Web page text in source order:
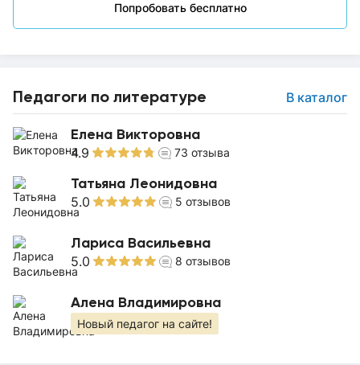
Попробовать бесплатно
Педагоги по литературе В каталог
Елена Викторовна
4.9 73 отзыва
Татьяна Леонидовна
5.0 5 отзывов
Лариса Васильевна
5.0 8 отзывов
Алена Владимировна
Новый педагог на сайте!